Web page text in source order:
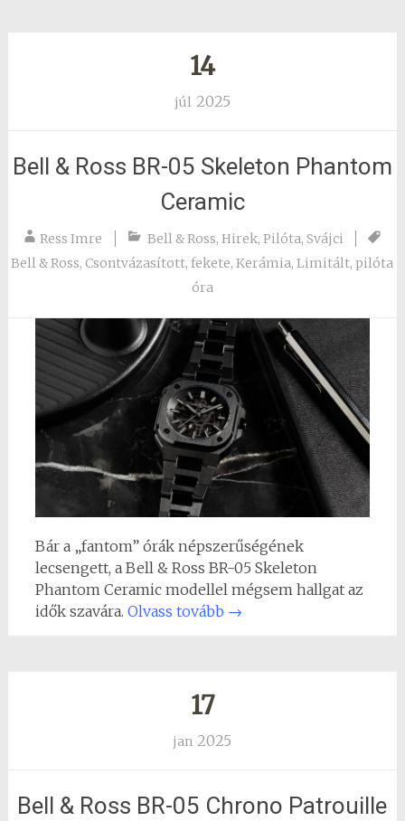
14
júl 2025
Bell & Ross BR-05 Skeleton Phantom
Ceramic
Ress Imre Bell & Ross, Hirek, Pilóta, Svájci
Bell & Ross, Csontvázasított,fekete,Kerámia,Limitált, pilóta
óra
Bár a „fantom” órák népszerűségének
lecsengett, a Bell & Ross BR-05 Skeleton
Phantom Ceramic modellel mégsem hallgat az
idők szavára. Olvass tovább →
17
jan 2025
Bell & Ross BR-05 Chrono Patrouille